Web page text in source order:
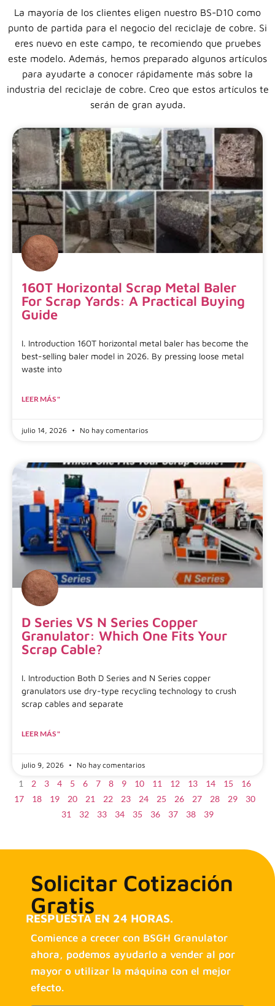
La mayoría de los clientes eligen nuestro BS-D10 como
punto de partida para el negocio del reciclaje de cobre. Si
eres nuevo en este campo, te recomiendo que pruebes
este modelo. Además, hemos preparado algunos artículos
para ayudarte a conocer rápidamente más sobre la
industria del reciclaje de cobre. Creo que estos artículos te
serán de gran ayuda.
160T Horizontal Scrap Metal Baler
For Scrap Yards: A Practical Buying
Guide
I. Introduction 160T horizontal metal baler has become the
best-selling baler model in 2026. By pressing loose metal
waste into
LEER MÁS "
julio 14, 2026 No hay comentarios
D Series VS N Series Copper
Granulator: Which One Fits Your
Scrap Cable?
I. Introduction Both D Series and N Series copper
granulators use dry-type recycling technology to crush
scrap cables and separate
LEER MÁS "
julio 9, 2026 No hay comentarios
1 2 3 4 5 6 7 8 9 10 11 12 13 14 15
16
17
18 19 20 21 22 23 24 25 26 27 28 29
30
31
32 33 34 35 36 37 38 39
Solicitar Cotización
Gratis
RESPUESTA EN 24 HORAS.
Comience a crecer con BSGH Granulator
ahora, podemos ayudarlo a vender al por
mayor o utilizar la máquina con el mejor
efecto.